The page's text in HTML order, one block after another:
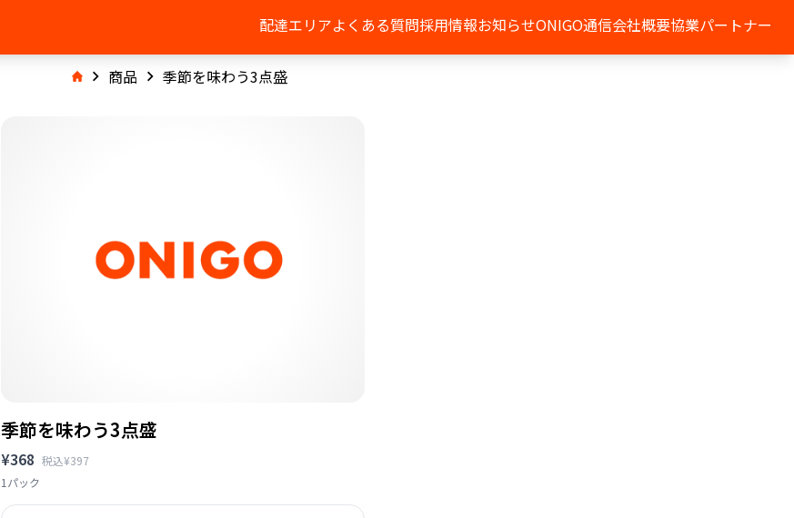
配達エリアよくある質問採用情報お知らせONIGO通信会社概要協業パートナー
商品 季節を味わう3点盛
季節を味わう3点盛
¥368 税込¥397
1パック